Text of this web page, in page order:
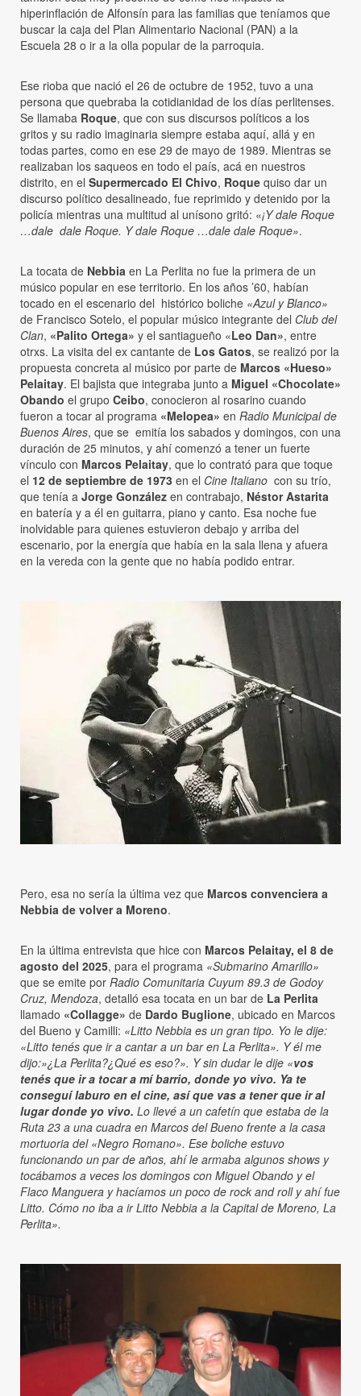
hiperinflación de Alfonsín para las familias que teníamos que
buscar la caja del Plan Alimentario Nacional (PAN) a la
Escuela 28 o ir a la olla popular de la parroquia.
Ese rioba que nació el 26 de octubre de 1952, tuvo a una
persona que quebraba la cotidianidad de los días perlitenses.
Se llamaba Roque, que con sus discursos políticos a los
gritos y su radio imaginaria siempre estaba aquí, allá y en
todas partes, como en ese 29 de mayo de 1989. Mientras se
realizaban los saqueos en todo el país, acá en nuestros
distrito, en el Supermercado El Chivo, Roque quiso dar un
discurso político desalineado, fue reprimido y detenido por la
policía mientras una multitud al unísono gritó: «¡Y dale Roque
…dale dale Roque. Y dale Roque …dale dale Roque».
La tocata de Nebbia en La Perlita no fue la primera de un
músico popular en ese territorio. En los años ’60, habían
tocado en el escenario del histórico boliche «Azul y Blanco»
de Francisco Sotelo, el popular músico integrante del Club del
Clan, «Palito Ortega» y el santiagueño «Leo Dan», entre
otrxs. La visita del ex cantante de Los Gatos, se realizó por la
propuesta concreta al músico por parte de Marcos «Hueso»
Pelaitay. El bajista que integraba junto a Miguel «Chocolate»
Obando el grupo Ceibo, conocieron al rosarino cuando
fueron a tocar al programa «Melopea» en Radio Municipal de
Buenos Aires, que se emitía los sabados y domingos, con una
duración de 25 minutos, y ahí comenzó a tener un fuerte
vínculo con Marcos Pelaitay, que lo contrató para que toque
el 12 de septiembre de 1973 en el Cine Italiano con su trío,
que tenía a Jorge González en contrabajo, Néstor Astarita
en batería y a él en guitarra, piano y canto. Esa noche fue
inolvidable para quienes estuvieron debajo y arriba del
escenario, por la energía que había en la sala llena y afuera
en la vereda con la gente que no había podido entrar.
Pero, esa no sería la última vez que Marcos convenciera a
Nebbia de volver a Moreno.
En la última entrevista que hice con Marcos Pelaitay, el 8 de
agosto del 2025, para el programa «Submarino Amarillo»
que se emite por Radio Comunitaria Cuyum 89.3 de Godoy
Cruz, Mendoza, detalló esa tocata en un bar de La Perlita
llamado «Collagge» de Dardo Buglione, ubicado en Marcos
del Bueno y Camilli: «Litto Nebbia es un gran tipo. Yo le dije:
«Litto tenés que ir a cantar a un bar en La Perlita». Y él me
dijo:»¿La Perlita?¿Qué es eso?». Y sin dudar le dije «vos
tenés que ir a tocar a mí barrio, donde yo vivo. Ya te
conseguí laburo en el cine, así que vas a tener que ir al
lugar donde yo vivo. Lo llevé a un cafetín que estaba de la
Ruta 23 a una cuadra en Marcos del Bueno frente a la casa
mortuoria del «Negro Romano». Ese boliche estuvo
funcionando un par de años, ahí le armaba algunos shows y
tocábamos a veces los domingos con Miguel Obando y el
Flaco Manguera y hacíamos un poco de rock and roll y ahí fue
Litto. Cómo no iba a ir Litto Nebbia a la Capital de Moreno, La
Perlita».